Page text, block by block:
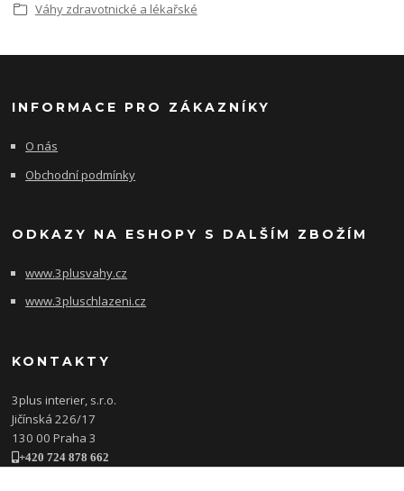
Váhy zdravotnické a lékařské
INFORMACE PRO ZÁKAZNÍKY
O nás
Obchodní podmínky
ODKAZY NA ESHOPY S DALŠÍM ZBOŽÍM
www.3plusvahy.cz
www.3pluschlazeni.cz
KONTAKTY
3plus interier, s.r.o.
Jičínská 226/17
130 00 Praha 3
+420 724 878 662